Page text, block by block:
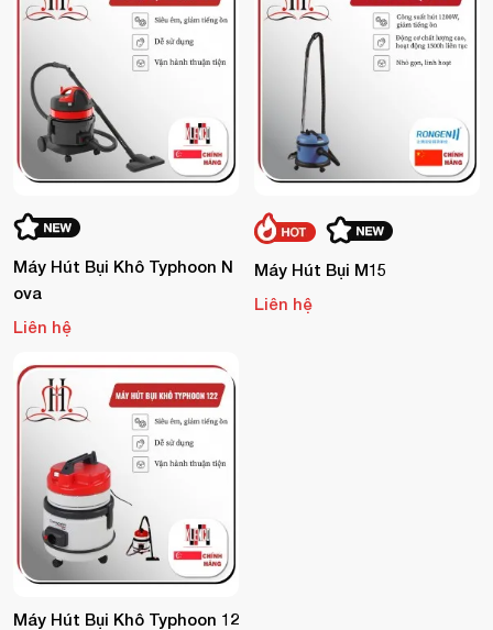
Máy Hút Bụi Khô Typhoon N
Ova
Liên hệ
Máy Hút Bụi M15
Liên hệ
Máy Hút Bụi Khô Typhoon 12